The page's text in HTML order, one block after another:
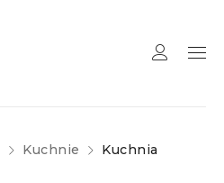
Kuchnie
Kuchnia